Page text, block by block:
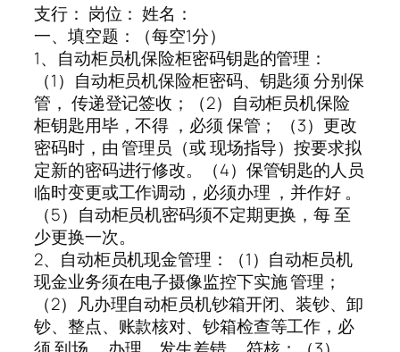
支行： 岗位： 姓名：
一、填空题：（每空1分）
1、自动柜员机保险柜密码钥匙的管理：
（1）自动柜员机保险柜密码、钥匙须 分别保
管， 传递登记签收；（2）自动柜员机保险
柜钥匙用毕，不得 ，必须 保管； （3）更改
密码时，由 管理员（或 现场指导）按要求拟
定新的密码进行修改。（4）保管钥匙的人员
临时变更或工作调动，必须办理 ，并作好 。
（5）自动柜员机密码须不定期更换，每 至
少更换一次。
2、自动柜员机现金管理：（1）自动柜员机
现金业务须在电子摄像监控下实施 管理；
（2）凡办理自动柜员机钞箱开闭、装钞、卸
钞、整点、账款核对、钞箱检查等工作，必